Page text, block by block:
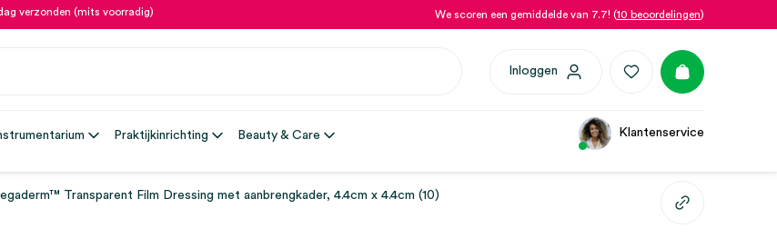
verzonden (mits voorradig) We scoren een gemiddelde van 7.7! (10 beoordelingen)
Inloggen
Praktijkinrichting Beauty & Care Klantenservice
Transparent Film Dressing met aanbrengkader, 4.4cm x 4.4cm (10)